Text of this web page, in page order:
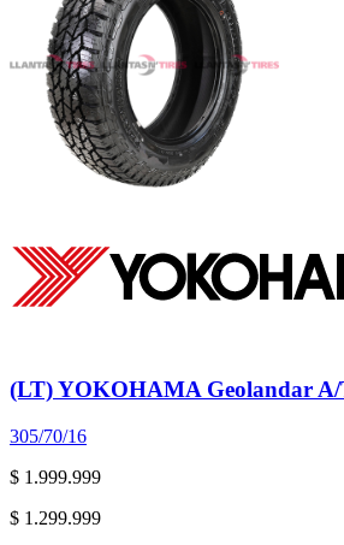
(LT) YOKOHAMA Geolandar A/
305/70/16
$ 1.999.999
$ 1.299.999